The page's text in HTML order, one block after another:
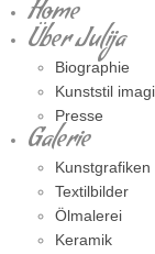
Home
Über Julija
Biographie
Kunststil
Presse
Galerie
Kunstgrafiken
Textilbilder
Ölmalerei
Keramik